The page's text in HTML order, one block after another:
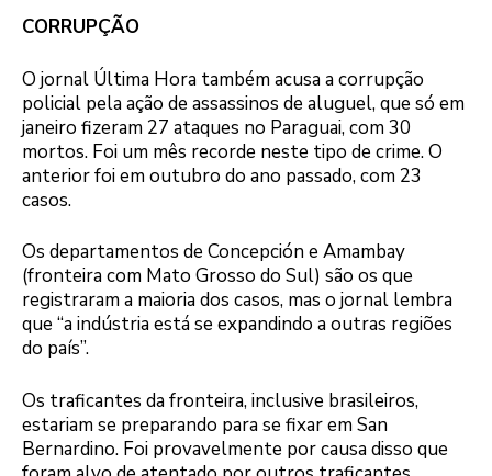
CORRUPÇÃO
O jornal Última Hora também acusa a corrupção
policial pela ação de assassinos de aluguel, que só em
janeiro fizeram 27 ataques no Paraguai, com 30
mortos. Foi um mês recorde neste tipo de crime. O
anterior foi em outubro do ano passado, com 23
casos.
Os departamentos de Concepción e Amambay
(fronteira com Mato Grosso do Sul) são os que
registraram a maioria dos casos, mas o jornal lembra
que “a indústria está se expandindo a outras regiões
do país”.
Os traficantes da fronteira, inclusive brasileiros,
estariam se preparando para se fixar em San
Bernardino. Foi provavelmente por causa disso que